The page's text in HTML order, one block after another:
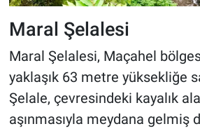
Maral Şelalesi
Maral Şelalesi, Maçahel
yaklaşık 63 metre yüksekliğe
Şelale, çevresindeki kayalık
aşınmasıyla meydana gelmiş